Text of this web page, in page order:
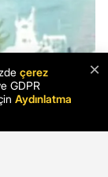
×
çerez
GDPR
Aydınlatma